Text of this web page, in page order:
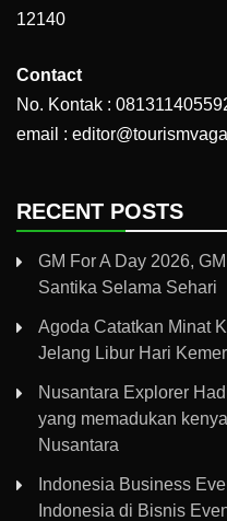
12140
Contact
No. Kontak :
email :
RECENT POSTS
GM For A Day 2026,
Santika Selama Sehari
Agoda Catatkan Minat
Jelang Libur Hari
Nusantara Explorer
yang memadukan
Nusantara
Indonesia Business
Indonesia di Bisnis